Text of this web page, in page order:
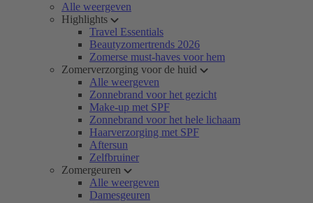
Alle weergeven
Highlights
Travel Essentials
Beautyzomertrends 2026
Zomerse must-haves voor hem
Zomerverzorging voor de huid
Alle weergeven
Zonnebrand voor het gezicht
Make-up met SPF
Zonnebrand voor het hele lichaam
Haarverzorging met SPF
Aftersun
Zelfbruiner
Zomergeuren
Alle weergeven
Damesgeuren